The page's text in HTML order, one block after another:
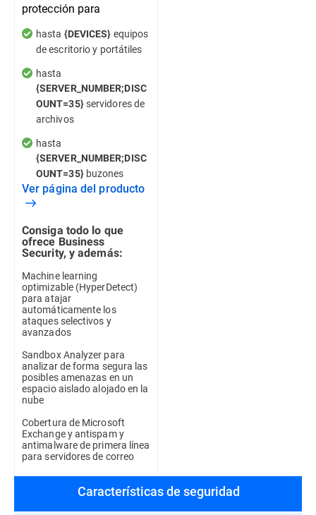
protección para
hasta {DEVICES} equipos
de escritorio y portátiles
hasta
{SERVER_NUMBER;DISC
OUNT=35}servidores de
archivos
hasta
{SERVER_NUMBER;DISC
OUNT=35}buzones
Ver página del producto
Consiga todo lo que
ofrece Business
Security, y además:
Machine learning
optimizable (HyperDetect)
para atajar
automáticamente los
ataques selectivos y
avanzados
Sandbox Analyzer para
analizar de forma segura las
posibles amenazas en un
espacio aislado alojado en la
nube
Cobertura de Microsoft
Exchange y antispam y
antimalware de primera línea
para servidores de correo
Características de seguridad